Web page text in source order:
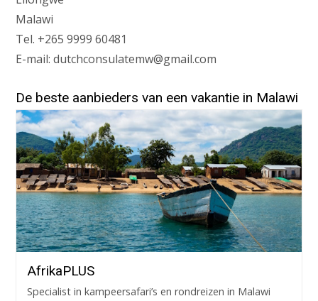
Malawi
Tel. +265 9999 60481
E-mail: dutchconsulatemw@gmail.com
De beste aanbieders van een vakantie in Malawi
AfrikaPLUS
Specialist in kampeersafari’s en rondreizen in Malawi